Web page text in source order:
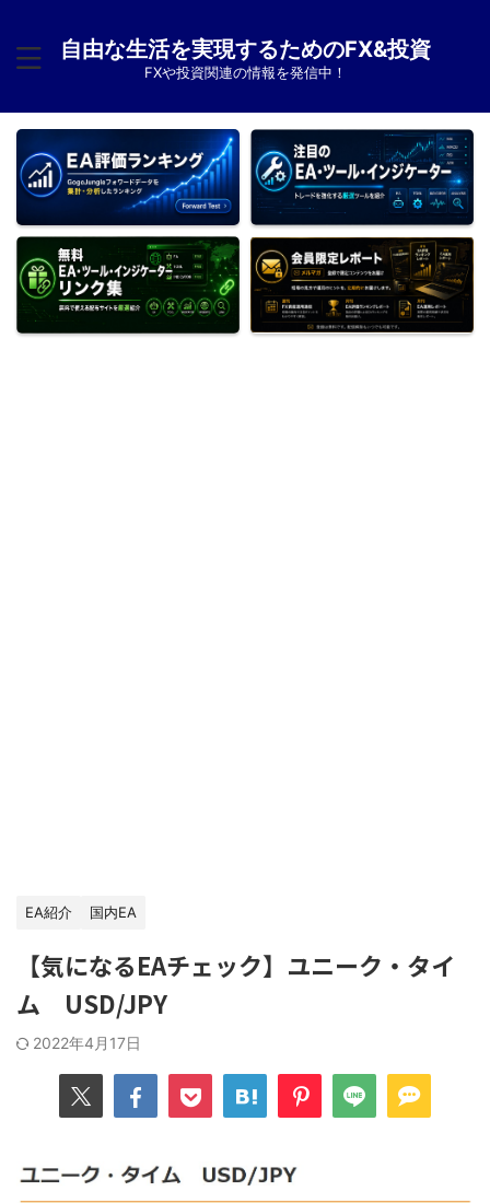
自由な生活を実現するためのFX&投資
FXや投資関連の情報を発信中！
EA紹介 国内EA
【気になるEAチェック】ユニーク・タイ
ム USD/JPY
2022年4月17日